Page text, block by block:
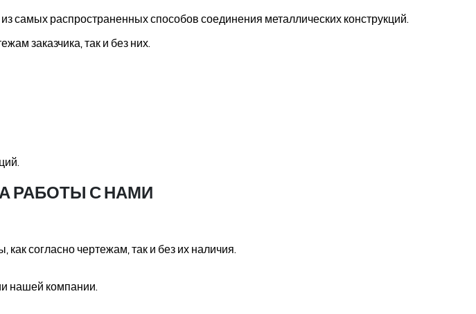
самых распространенных способов соединения металлических конструкций.
заказчика, так и без них.
РАБОТЫ С НАМИ
согласно чертежам, так и без их наличия.
нашей компании.